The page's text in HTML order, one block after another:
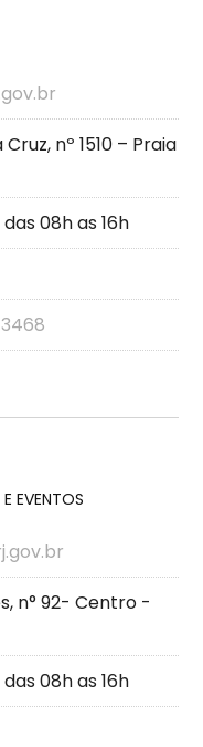
nº 1510 – Praia
08h as 16h
EVENTOS
n° 92- Centro -
08h as 16h